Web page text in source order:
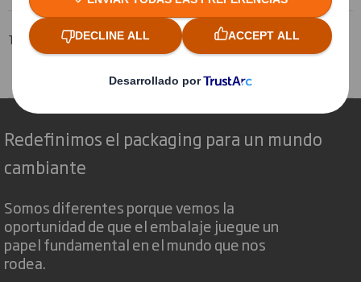
Tecnicarton Productos
Embalaje de cartón
Redefinimos el packaging para un mundo
cambiante
Somos diferentes porque vemos la
oportunidad de que el embalaje juegue un
papel fundamental en el mundo que nos
rodea.